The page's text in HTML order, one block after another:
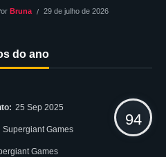
Bruna 29 de julho de 2026
do ano
25 Sep 2025
Supergiant Games
Games
94